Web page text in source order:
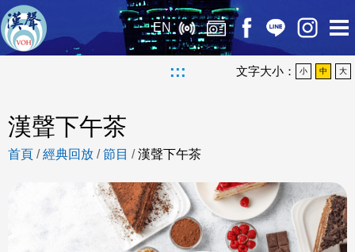
EN
::: 文字大小： 小 中 大
漢聲下午茶
首頁 /經典回放 /節目 /漢聲下午茶